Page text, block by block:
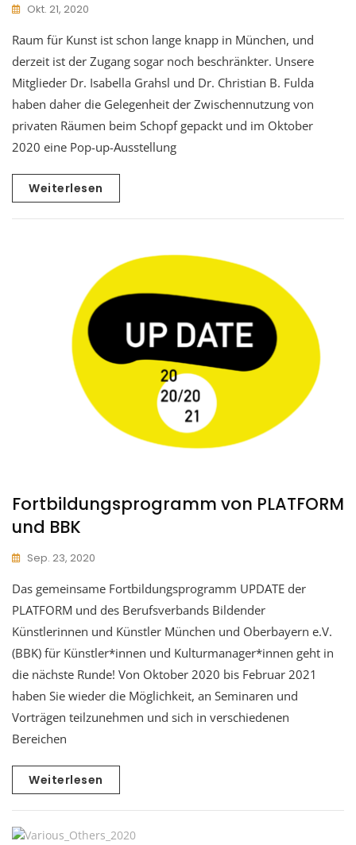
Okt. 21, 2020
Raum für Kunst ist schon lange knapp in München, und
derzeit ist der Zugang sogar noch beschränkter. Unsere
Mitglieder Dr. Isabella Grahsl und Dr. Christian B. Fulda
haben daher die Gelegenheit der Zwischennutzung von
privaten Räumen beim Schopf gepackt und im Oktober
2020 eine Pop-up-Ausstellung
Weiterlesen
Fortbildungsprogramm von PLATFORM
und BBK
Sep. 23, 2020
Das gemeinsame Fortbildungsprogramm UPDATE der
PLATFORM und des Berufsverbands Bildender
Künstlerinnen und Künstler München und Oberbayern e.V.
(BBK) für Künstler*innen und Kulturmanager*innen geht in
die nächste Runde! Von Oktober 2020 bis Februar 2021
haben Sie wieder die Möglichkeit, an Seminaren und
Vorträgen teilzunehmen und sich in verschiedenen
Bereichen
Weiterlesen